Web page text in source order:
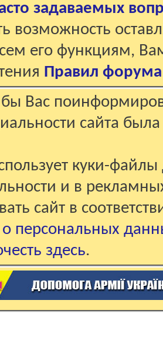
задаваемых
возможность
его функциям,
Правил форума
Вас
сайта
куки-файлы
и в
сайт в
о персональных
здесь.